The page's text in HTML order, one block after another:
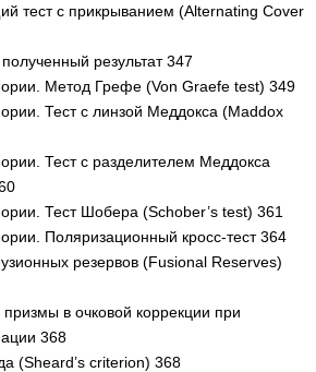
тест с прикрыванием (Alternating Cover
результат 347
Метод Грефе (Von Graefe test) 349
Тест с линзой Меддокса (Maddox
Тест с разделителем Меддокса
Тест Шобера (Schober’s test) 361
Поляризационный кросс-тест 364
резервов (Fusional Reserves)
в очковой коррекции при
368
(Sheard’s criterion) 368